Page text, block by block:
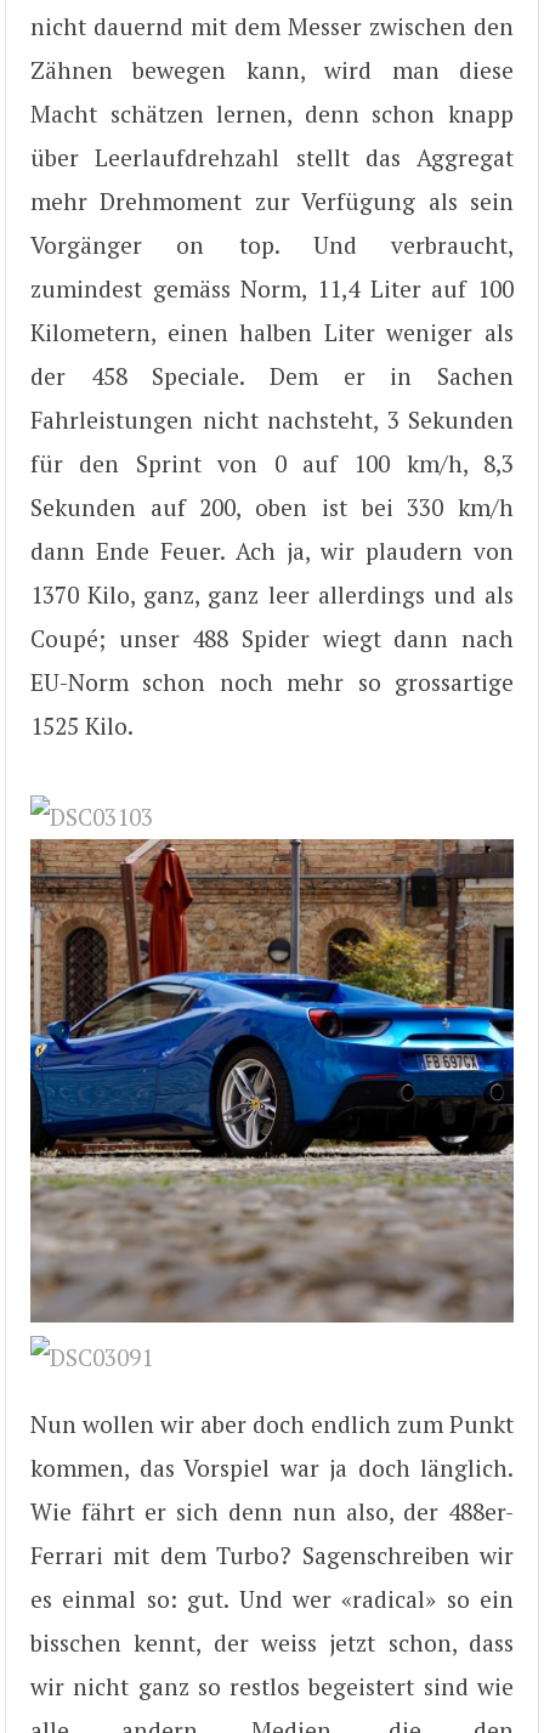
nicht dauernd mit dem Messer zwischen den
Zähnen bewegen kann, wird man diese
Macht schätzen lernen, denn schon knapp
über Leerlaufdrehzahl stellt das Aggregat
mehr Drehmoment zur Verfügung als sein
Vorgänger on top. Und verbraucht,
zumindest gemäss Norm, 11,4 Liter auf 100
Kilometern, einen halben Liter weniger als
der 458 Speciale. Dem er in Sachen
Fahrleistungen nicht nachsteht, 3 Sekunden
für den Sprint von 0 auf 100 km/h, 8,3
Sekunden auf 200, oben ist bei 330 km/h
dann Ende Feuer. Ach ja, wir plaudern von
1370 Kilo, ganz, ganz leer allerdings und als
Coupé; unser 488 Spider wiegt dann nach
EU-Norm schon noch mehr so grossartige
1525 Kilo.
Nun wollen wir aber doch endlich zum Punkt
kommen, das Vorspiel war ja doch länglich.
Wie fährt er sich denn nun also, der 488er-
Ferrari mit dem Turbo? Sagenschreiben wir
es einmal so: gut. Und wer «radical» so ein
bisschen kennt, der weiss jetzt schon, dass
wir nicht ganz so restlos begeistert sind wie